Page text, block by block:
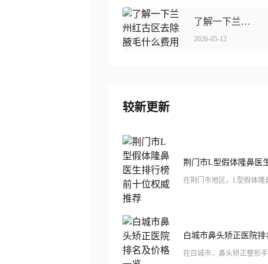
了解一下兰州红古区去除腋毛什么费用线上免费查询(兰州市红古区做去除腋毛整形价格约为1000)
2026-05-12
较新更新